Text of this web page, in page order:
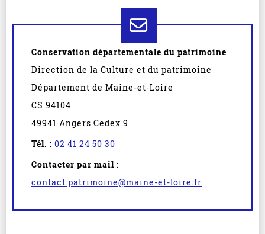
Conservation départementale du patrimoine
Direction de la Culture et du patrimoine
Département de Maine-et-Loire
CS 94104
49941 Angers Cedex 9
Tél. : 02 41 24 50 30
Contacter par mail :
contact.patrimoine@maine-et-loire.fr